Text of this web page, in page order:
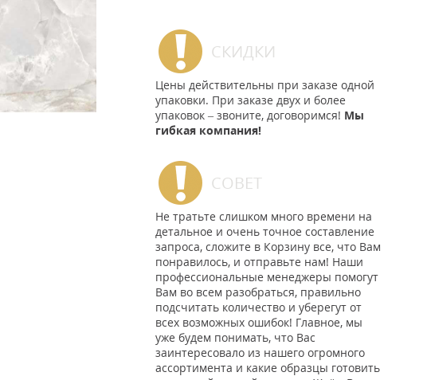
СКИДКИ
Цены действительны при заказе одной
упаковки. При заказе двух и более
упаковок – звоните, договоримся! Мы
гибкая компания!
СОВЕТ
Не тратьте слишком много времени на
детальное и очень точное составление
запроса, сложите в Корзину все, что Вам
понравилось, и отправьте нам! Наши
профессиональные менеджеры помогут
Вам во всем разобраться, правильно
подсчитать количество и уберегут от
всех возможных ошибок! Главное, мы
уже будем понимать, что Вас
заинтересовало из нашего огромного
ассортимента и какие образцы готовить